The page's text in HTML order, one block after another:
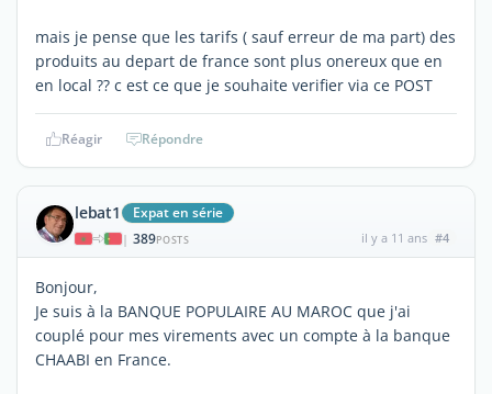
mais je pense que les tarifs ( sauf erreur de ma part) des
produits au depart de france sont plus onereux que en
en local ?? c est ce que je souhaite verifier via ce POST
Réagir Répondre
lebat1 Expat en série
| 389POSTS il y a 11 ans #4
Bonjour,
Je suis à la BANQUE POPULAIRE AU MAROC que j'ai
couplé pour mes virements avec un compte à la banque
CHAABI en France.